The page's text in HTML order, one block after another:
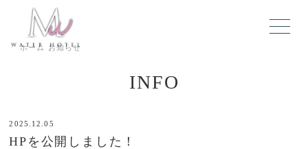
ホーム お知らせ
INFO
2025.12.05
HPを公開しました！